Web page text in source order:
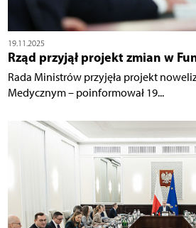
19.11.2025
Rząd przyjął projekt zmian w
Rada Ministrów przyjęła projekt
Medycznym – poinformował 19...